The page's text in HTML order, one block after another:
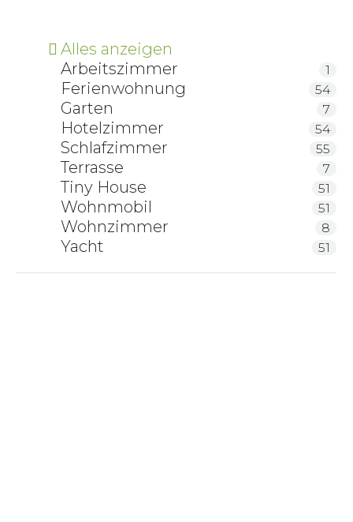
Alles anzeigen
Arbeitszimmer
1
Ferienwohnung 54
Garten 7
Hotelzimmer 54
Schlafzimmer 55
Terrasse 7
Tiny House 51
Wohnmobil 51
Wohnzimmer 8
Yacht 51